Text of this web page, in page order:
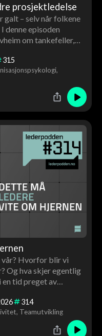
prosjektledelse
galt – selv når folkene
denne episoden
om tankefeller,
om mennesker
315
vår? Hvorfor blir vi
Og hva skjer egentlig
tid preget av
Marte Roa Syvertsen
og menneskelig
314
Teamutvikling